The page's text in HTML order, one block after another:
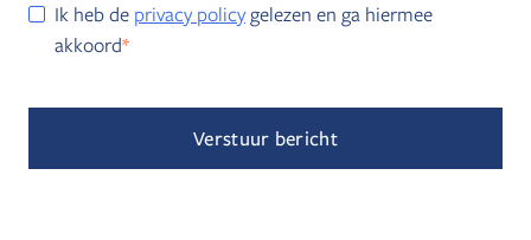
Ik heb de privacy policygelezen en ga hiermee
akkoord*